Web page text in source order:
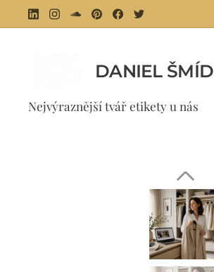
DANIEL ŠMÍD
Nejvýraznější tvář etikety u nás